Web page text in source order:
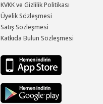
KVKK ve Gizlilik Politikası
Üyelik Sözleşmesi
Satış Sözleşmesi
Katkıda Bulun Sözleşmesi